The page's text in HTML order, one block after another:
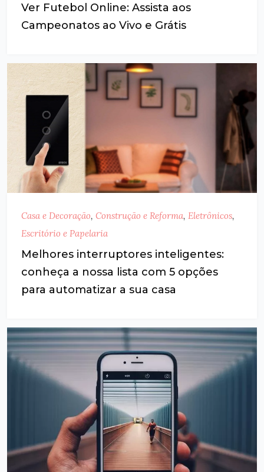
Ver Futebol Online: Assista aos
Campeonatos ao Vivo e Grátis
Casa e Decoração, Construção e Reforma, Eletrônicos,
Escritório e Papelaria
Melhores interruptores inteligentes:
conheça a nossa lista com 5 opções
para automatizar a sua casa